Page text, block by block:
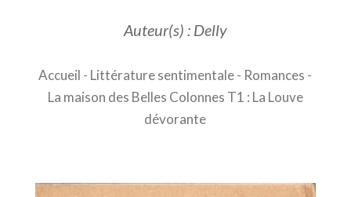
Auteur(s) : Delly
Accueil - Littérature sentimentale- Romances -
La maison des Belles Colonnes T1 : La Louve
dévorante